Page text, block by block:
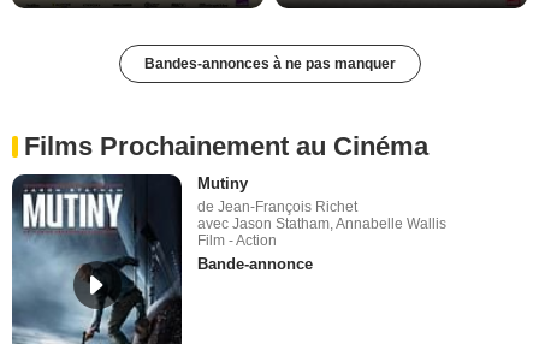
Bandes-annonces à ne pas manquer
Films Prochainement au Cinéma
Mutiny
de Jean-François Richet
avec Jason Statham, Annabelle Wallis
Film - Action
Bande-annonce